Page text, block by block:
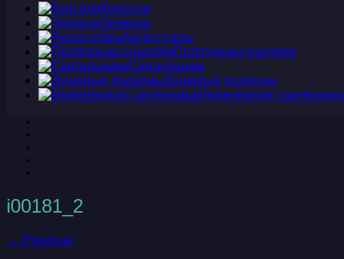
Консоли
Зеркала
Аксессуары
Полотенцесушители
Светильники
Душевые поддоны
Инженерная сантехника
i00181_2
← Previous